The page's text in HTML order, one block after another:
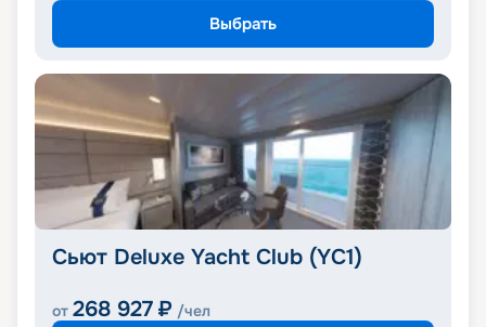
Выбрать
Сьют Deluxe Yacht Club (YC1)
от 268 927 ₽ /чел